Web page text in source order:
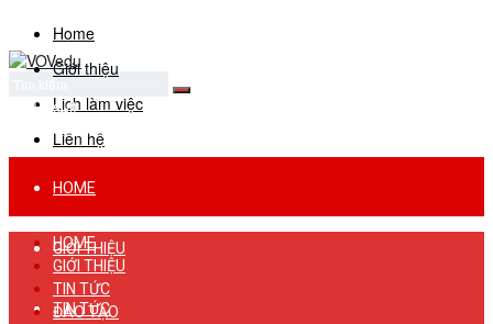
Home
Giới thiệu
Lịch làm việc
Liên hệ
No Result
View All Result
HOME
GIỚI THIỆU
TIN TỨC
HOME
GIỚI THIỆU
TIN TỨC
ĐÀO TẠO